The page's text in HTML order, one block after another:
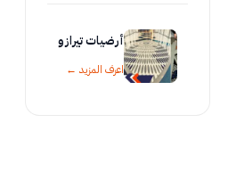
أرضيات تيرازو
اعرف المزيد ←